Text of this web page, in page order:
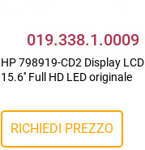
019.338.1.0009
HP 798919-CD2 Display LCD
15.6'' Full HD LED originale
RICHIEDI PREZZO